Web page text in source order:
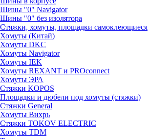
Шины "0" Navigator
Шины "0" без изолятора
Стяжки, хомуты, площадки самоклеющиеся
Хомуты (Китай)
Хомуты DKC
Хомуты Navigator
Хомуты IEK
Хомуты REXANT и PROconnect
Хомуты ЭРА
Стяжки KOPOS
Площадки и дюбели под хомуты (стяжки)
Стяжки General
Хомуты Вихрь
Стяжки TOKOV ELECTRIC
Хомуты TDM